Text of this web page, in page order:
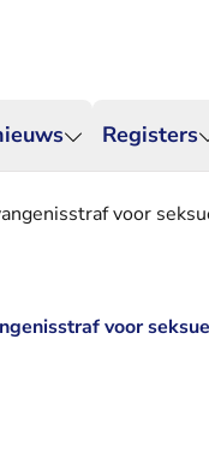
Registers
voor
voor